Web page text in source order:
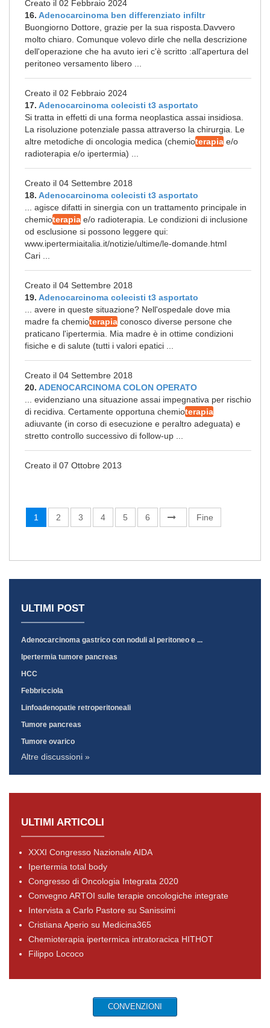
Creato il 02 Febbraio 2024
16. Adenocarcinoma ben differenziato infiltr
Buongiorno Dottore, grazie per la sua risposta.Davvero
molto chiaro. Comunque volevo dirle che nella descrizione
dell'operazione che ha avuto ieri c'è scritto :all'apertura del
peritoneo versamento libero ...
Creato il 02 Febbraio 2024
17. Adenocarcinoma colecisti t3 asportato
Si tratta in effetti di una forma neoplastica assai insidiosa.
La risoluzione potenziale passa attraverso la chirurgia. Le
altre metodiche di oncologia medica (chemioterapia e/o
radioterapia e/o ipertermia) ...
Creato il 04 Settembre 2018
18. Adenocarcinoma colecisti t3 asportato
... agisce difatti in sinergia con un trattamento principale in
chemioterapia e/o radioterapia. Le condizioni di inclusione
od esclusione si possono leggere qui:
www.ipertermiaitalia.it/notizie/ultime/le-domande.html
Cari ...
Creato il 04 Settembre 2018
19. Adenocarcinoma colecisti t3 asportato
... avere in queste situazione? Nell'ospedale dove mia
madre fa chemioterapia conosco diverse persone che
praticano l'ipertermia. Mia madre è in ottime condizioni
fisiche e di salute (tutti i valori epatici ...
Creato il 04 Settembre 2018
20. ADENOCARCINOMA COLON OPERATO
... evidenziano una situazione assai impegnativa per rischio
di recidiva. Certamente opportuna chemioterapia
adiuvante (in corso di esecuzione e peraltro adeguata) e
stretto controllo successivo di follow-up ...
Creato il 07 Ottobre 2013
1 2 3 4 5 6 Fine
ULTIMI POST
Adenocarcinoma gastrico con noduli al peritoneo e ...
Ipertermia tumore pancreas
HCC
Febbricciola
Linfoadenopatie retroperitoneali
Tumore pancreas
Tumore ovarico
Altre discussioni »
ULTIMI ARTICOLI
XXXI Congresso Nazionale AIDA
Ipertermia total body
Congresso di Oncologia Integrata 2020
Convegno ARTOI sulle terapie oncologiche integrate
Intervista a Carlo Pastore su Sanissimi
Cristiana Aperio su Medicina365
Chemioterapia ipertermica intratoracica HITHOT
Filippo Lococo
CONVENZIONI